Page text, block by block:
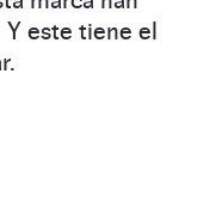
Y este tiene el